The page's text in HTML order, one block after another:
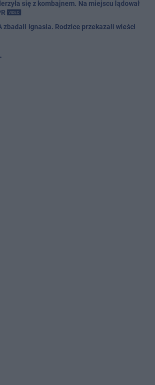
się z kombajnem. Na miejscu lądował
VIDEO
zbadali Ignasia. Rodzice przekazali wieści